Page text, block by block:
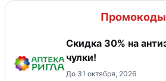
Промокоды
Скидка 30% на
чулки!
До 31 октября, 2026